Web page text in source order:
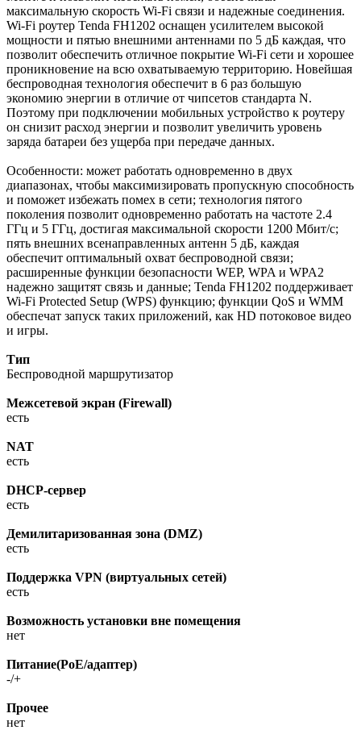
максимальную скорость Wi-Fi связи и надежные соединения.
Wi-Fi роутер Tenda FH1202 оснащен усилителем высокой
мощности и пятью внешними антеннами по 5 дБ каждая, что
позволит обеспечить отличное покрытие Wi-Fi сети и хорошее
проникновение на всю охватываемую территорию. Новейшая
беспроводная технология обеспечит в 6 раз большую
экономию энергии в отличие от чипсетов стандарта N.
Поэтому при подключении мобильных устройство к роутеру
он снизит расход энергии и позволит увеличить уровень
заряда батареи без ущерба при передаче данных.
Особенности: может работать одновременно в двух
диапазонах, чтобы максимизировать пропускную способность
и поможет избежать помех в сети; технология пятого
поколения позволит одновременно работать на частоте 2.4
ГГц и 5 ГГц, достигая максимальной скорости 1200 Мбит/с;
пять внешних всенаправленных антенн 5 дБ, каждая
обеспечит оптимальный охват беспроводной связи;
расширенные функции безопасности WEP, WPA и WPA2
надежно защитят связь и данные; Tenda FH1202 поддерживает
Wi-Fi Protected Setup (WPS) функцию; функции QoS и WMM
обеспечат запуск таких приложений, как HD потоковое видео
и игры.
Тип
Беспроводной маршрутизатор
Межсетевой экран (Firewall)
есть
NAT
есть
DHCP-сервер
есть
Демилитаризованная зона (DMZ)
есть
Поддержка VPN (виртуальных сетей)
есть
Возможность установки вне помещения
нет
Питание(PoE/адаптер)
-/+
Прочее
нет